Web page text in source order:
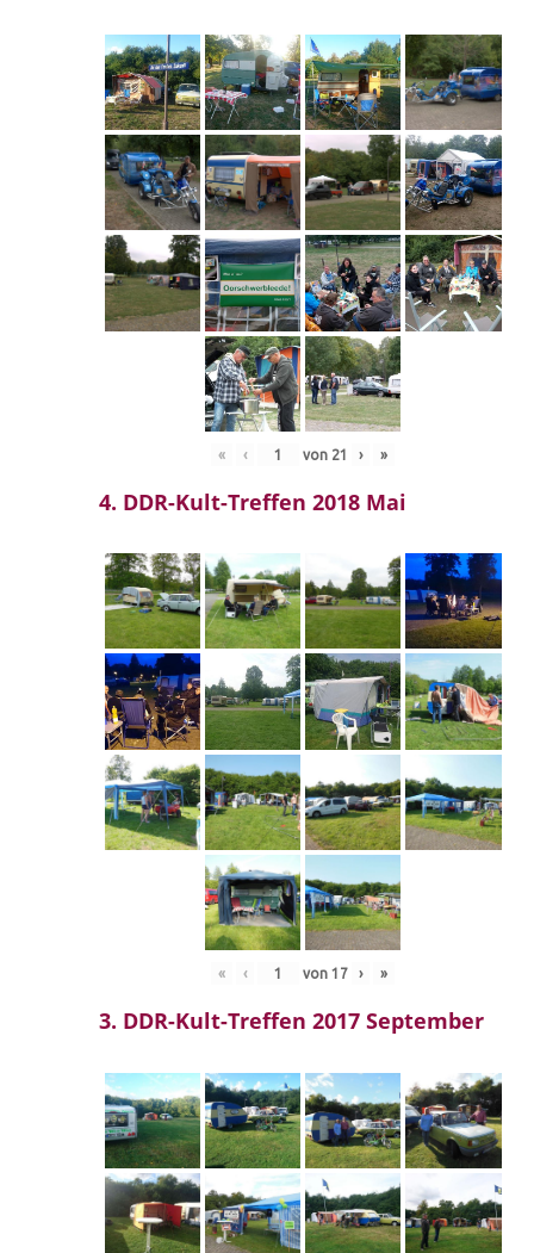
« ‹ von 21 › »
4. DDR-Kult-Treffen 2018 Mai
« ‹ von 17 › »
3. DDR-Kult-Treffen 2017 September